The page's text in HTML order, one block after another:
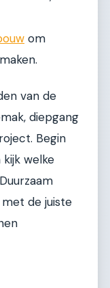
om
van de
diepgang
Begin
welke
de juiste